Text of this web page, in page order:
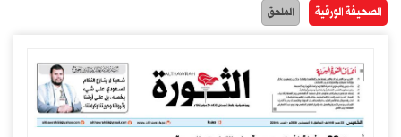
الصحيفة الورقية الملحق